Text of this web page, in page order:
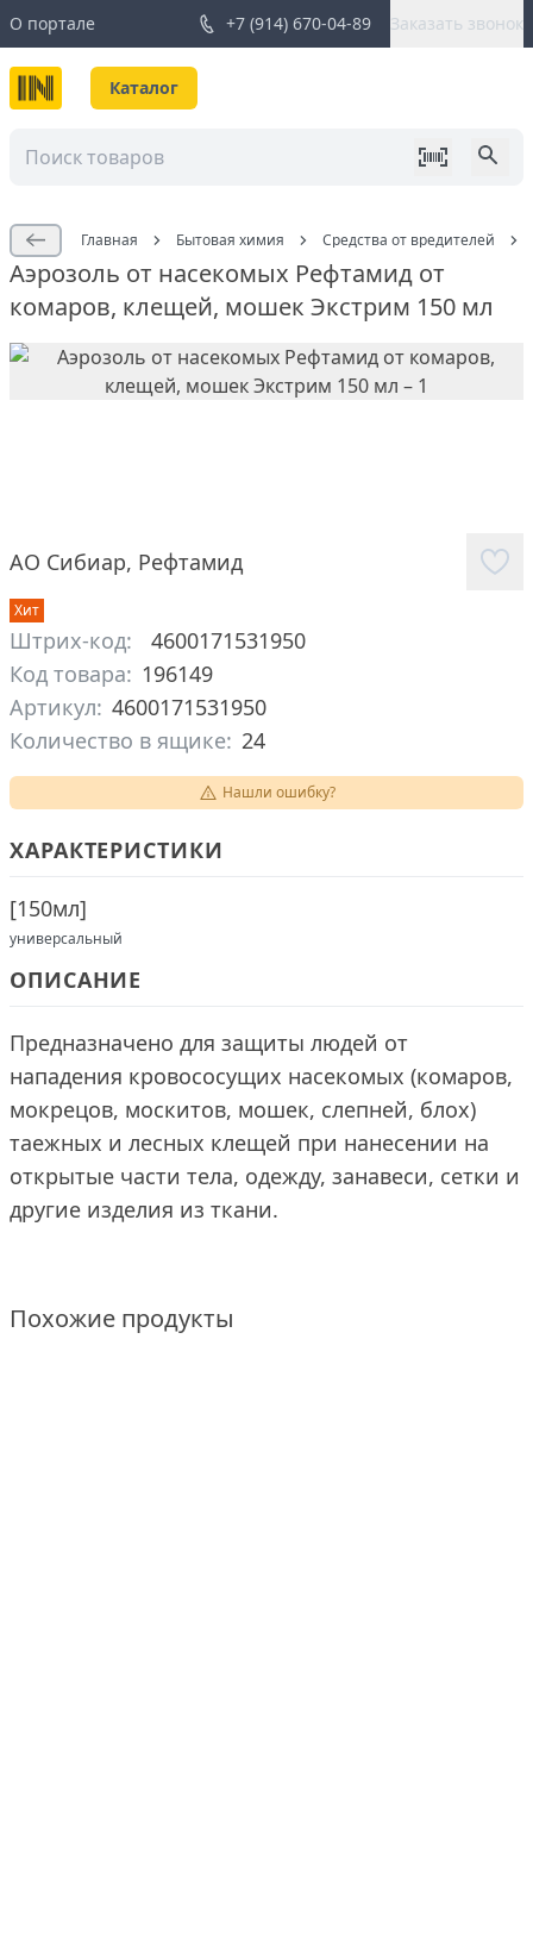
О портале +7 (914) 670-04-89 Заказать звонок
Каталог
Главная Бытовая химия Средства от вредителей
Аэрозоль от насекомых Рефтамид от
комаров, клещей, мошек Экстрим 150 мл
АО Сибиар, Рефтамид
Хит
Штрих-код:
4600171531950
Код товара: 196149
Артикул: 4600171531950
Количество в ящике: 24
Нашли ошибку?
ХАРАКТЕРИСТИКИ
[150мл]
универсальный
ОПИСАНИЕ
Предназначено для защиты людей от
нападения кровососущих насекомых (комаров,
мокрецов, москитов, мошек, слепней, блох)
таежных и лесных клещей при нанесении на
открытые части тела, одежду, занавеси, сетки и
другие изделия из ткани.
Похожие продукты